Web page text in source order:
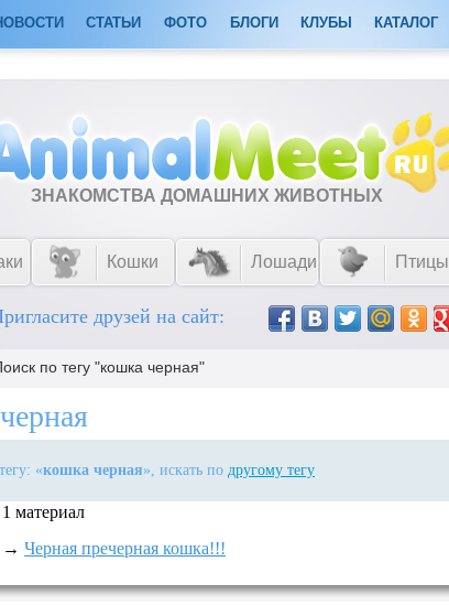
СТАТЬИ ФОТО БЛОГИ КЛУБЫ КАТАЛОГ
ЗНАКОМСТВА ДОМАШНИХ ЖИВОТНЫХ
Кошки Лошади Птицы
друзей на сайт:
по тегу "кошка черная"
«кошка черная», искать по другому тегу
материал
→ Черная пречерная кошка!!!